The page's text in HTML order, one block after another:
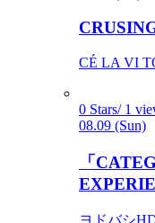
CÉ LA VI
0 Stars/ 1
08.09 (Sun)
「
ヨドバシ